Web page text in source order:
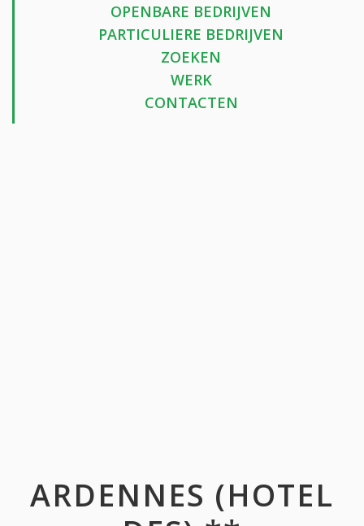
OPENBARE BEDRIJVEN
PARTICULIERE BEDRIJVEN
ZOEKEN
WERK
CONTACTEN
ARDENNES (HOTEL